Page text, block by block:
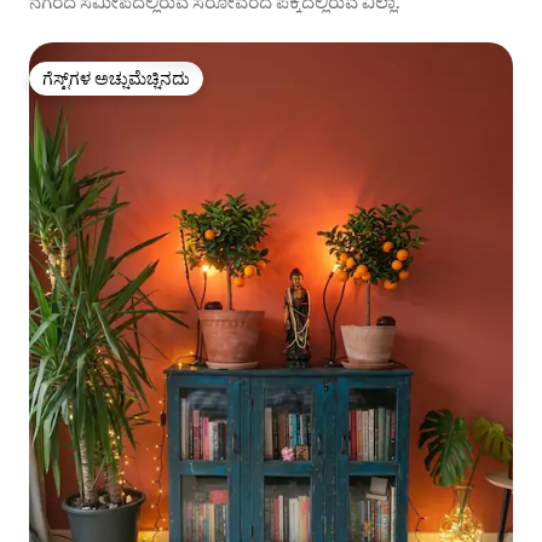
ಗೆಸ್ಟ್‌ಗಳ ಅಚ್ಚುಮೆಚ್ಚಿನದು
ಗೆಸ್ಟ್‌ಗಳ ಅಚ್ಚುಮೆಚ್ಚಿನದು